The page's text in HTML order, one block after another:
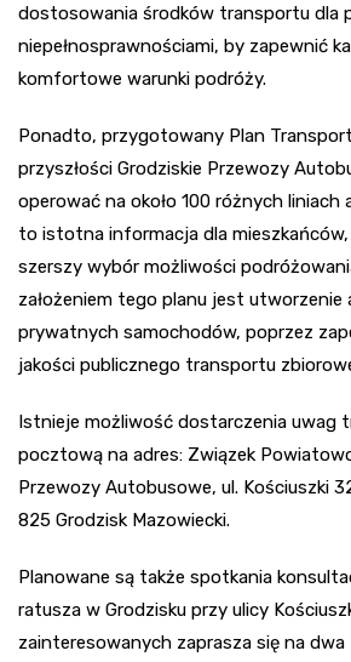
dostosowania środków transportu dla
niepełnosprawnościami, by zapewnić
komfortowe warunki podróży.
Ponadto, przygotowany Plan
przyszłości Grodziskie Przewozy
operować na około 100 różnych
to istotna informacja dla
szerszy wybór możliwości
założeniem tego planu jest
prywatnych samochodów, poprzez
jakości publicznego transportu
Istnieje możliwość dostarczenia uwag
pocztową na adres: Związek
Przewozy Autobusowe, ul. Kościuszki
825 Grodzisk Mazowiecki.
Planowane są także spotkania
ratusza w Grodzisku przy ulicy
zainteresowanych zaprasza się na